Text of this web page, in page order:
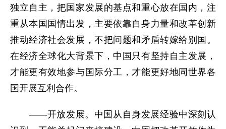
独立自主，把国家发展的基点和重心放在国内，注
重从本国国情出发，主要依靠自身力量和改革创新
推动经济社会发展，不把问题和矛盾转嫁给别国。
在经济全球化大背景下，中国只有坚持自主发展，
才能更有效地参与国际分工，才能更好地同世界各
国开展互利合作。
——开放发展。中国从自身发展经验中深刻认